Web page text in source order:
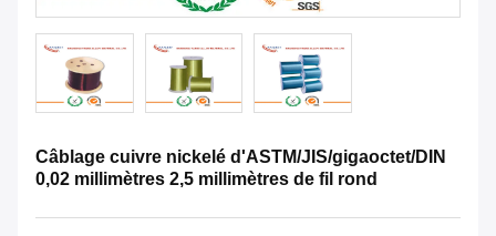
Câblage cuivre nickelé d'ASTM/JIS/gigaoctet/DIN
0,02 millimètres 2,5 millimètres de fil rond